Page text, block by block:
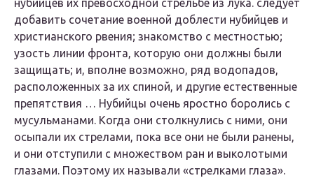
нубийцев их превосходной стрельбе из лука. следует
добавить сочетание военной доблести нубийцев и
христианского рвения; знакомство с местностью;
узость линии фронта, которую они должны были
защищать; и, вполне возможно, ряд водопадов,
расположенных за их спиной, и другие естественные
препятствия … Нубийцы очень яростно боролись с
мусульманами. Когда они столкнулись с ними, они
осыпали их стрелами, пока все они не были ранены,
и они отступили с множеством ран и выколотыми
глазами. Поэтому их называли «стрелками глаза».